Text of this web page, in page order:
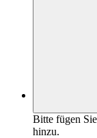
Bitte fügen
hinzu.